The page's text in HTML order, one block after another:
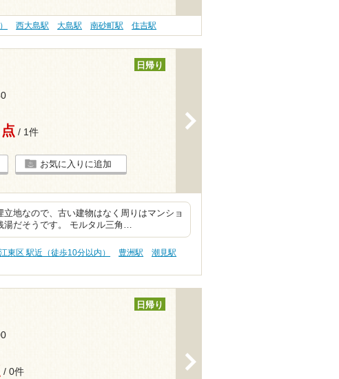
西大島駅 大島駅 南砂町駅 住吉駅
日帰り
/ 1件
お気に入りに追加
地なので、古い建物はなく周りはマンショ
湯だそうです。 モルタル三角…
江東区 駅近（徒歩10分以内） 豊洲駅
潮見駅
日帰り
/ 0件